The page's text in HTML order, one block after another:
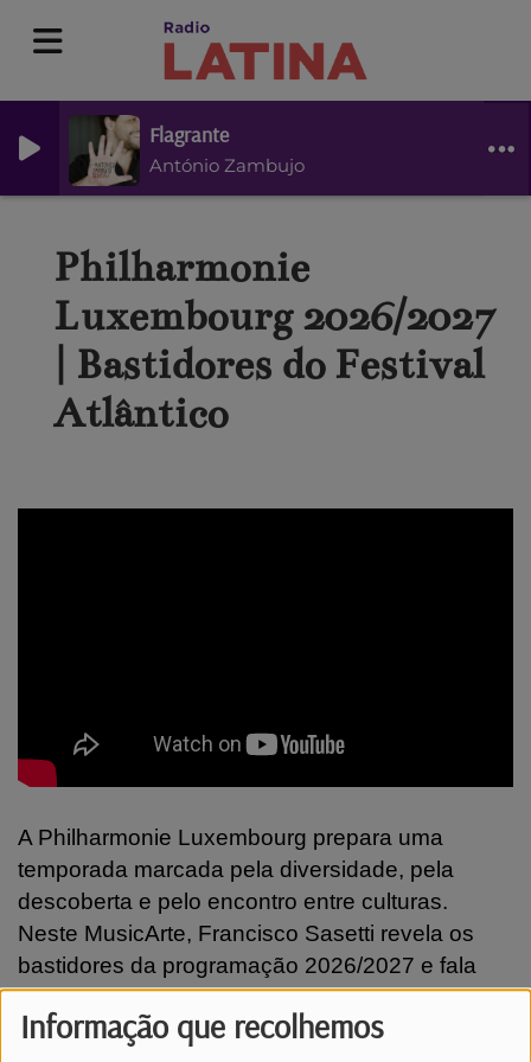
Informação que recolhemos
Flagrante
António Zambujo
Philharmonie
Luxembourg 2026/2027
| Bastidores do Festival
Atlântico
A Philharmonie Luxembourg prepara uma
temporada marcada pela diversidade, pela
descoberta e pelo encontro entre culturas.
Neste MusicArte, Francisco Sasetti revela os
bastidores da programação 2026/2027 e fala
sobre a celebração dos 10 anos do Festival
Atlântico. Djavan, Carminho, Criolo, Amaro